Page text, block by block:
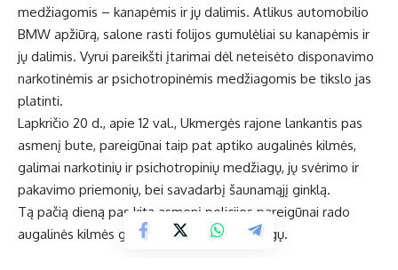
medžiagomis – kanapėmis ir jų dalimis. Atlikus automobilio
BMW apžiūrą, salone rasti folijos gumulėliai su kanapėmis ir
jų dalimis. Vyrui pareikšti įtarimai dėl neteisėto disponavimo
narkotinėmis ar psichotropinėmis medžiagomis be tikslo jas
platinti.
Lapkričio 20 d., apie 12 val., Ukmergės rajone lankantis pas
asmenį bute, pareigūnai taip pat aptiko augalinės kilmės,
galimai narkotinių ir psichotropinių medžiagų, jų svėrimo ir
pakavimo priemonių, bei savadarbį šaunamąjį ginklą.
Tą pačią dieną pas kitą asmenį policijos pareigūnai rado
augalinės kilmės galimai narkotinių medžiagų.